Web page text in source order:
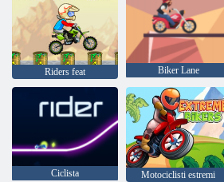
Riders feat Biker Lane
Ciclista Motociclisti estremi